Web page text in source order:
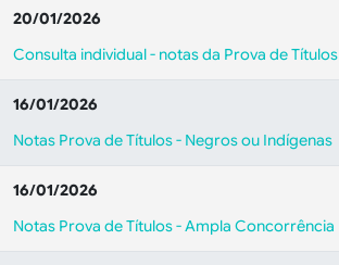
20/01/2026
Consulta individual - notas da Prova de Títulos
16/01/2026
Notas Prova de Títulos - Negros ou Indígenas
16/01/2026
Notas Prova de Títulos - Ampla Concorrência